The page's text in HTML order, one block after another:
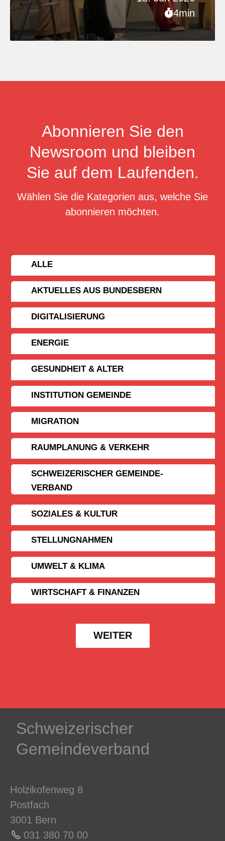
4min
Abonnieren Sie den
Newsroom und bleiben
Sie auf dem Laufenden.
Wählen Sie die Kategorien aus, welche Sie
abonnieren möchten.
ALLE
AKTUELLES AUS BUNDESBERN
DIGITALISIERUNG
ENERGIE
GESUNDHEIT & ALTER
INSTITUTION GEMEINDE
MIGRATION
RAUMPLANUNG & VERKEHR
SCHWEIZERISCHER GEMEINDE­
VERBAND
SOZIALES & KULTUR
STELLUNGNAHMEN
UMWELT & KLIMA
WIRTSCHAFT & FINANZEN
WEITER
Schweizerischer
Gemeindeverband
Holzikofenweg 8
Postfach
3001 Bern
031 380 70 00